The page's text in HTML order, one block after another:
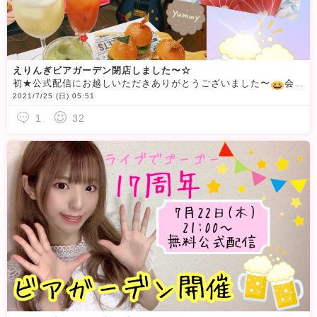
えりんぎビアガーデン閉店しました〜☆
初★公式配信にお越しいただきありがとうございました〜
会員様にパフォ様…！まさかこんなにも沢山の方に来ていただけるとは思いもしなかったので凄く嬉しかったです
2021/7/25 (日) 05:51
1 32